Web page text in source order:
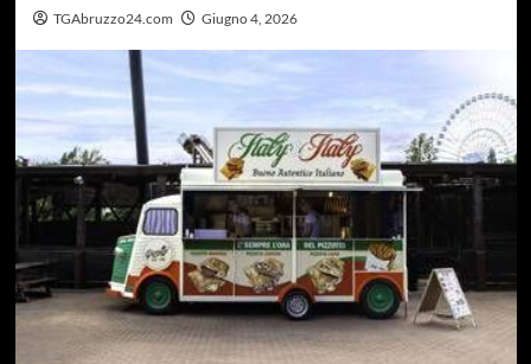
TGAbruzzo24.com Giugno 4, 2026